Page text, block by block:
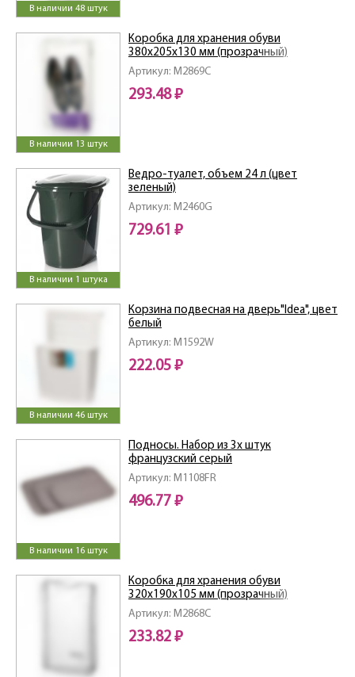
В наличии 48 штук
В наличии 13 штук
Артикул: M2869C
Коробка для хранения обуви
380х205х130 мм (прозрачный)
293.48 ₽
В наличии 1 штука
Артикул: M2460G
Ведро-туалет, объем 24 л (цвет
зеленый)
729.61 ₽
В наличии 46 штук
Артикул: M1592W
Корзина подвесная на дверь"Idea", цвет
белый
222.05 ₽
В наличии 16 штук
Артикул: M1108FR
Подносы. Набор из 3х штук
французcкий серый
496.77 ₽
Артикул: M2868C
Коробка для хранения обуви
320х190х105 мм (прозрачный)
233.82 ₽